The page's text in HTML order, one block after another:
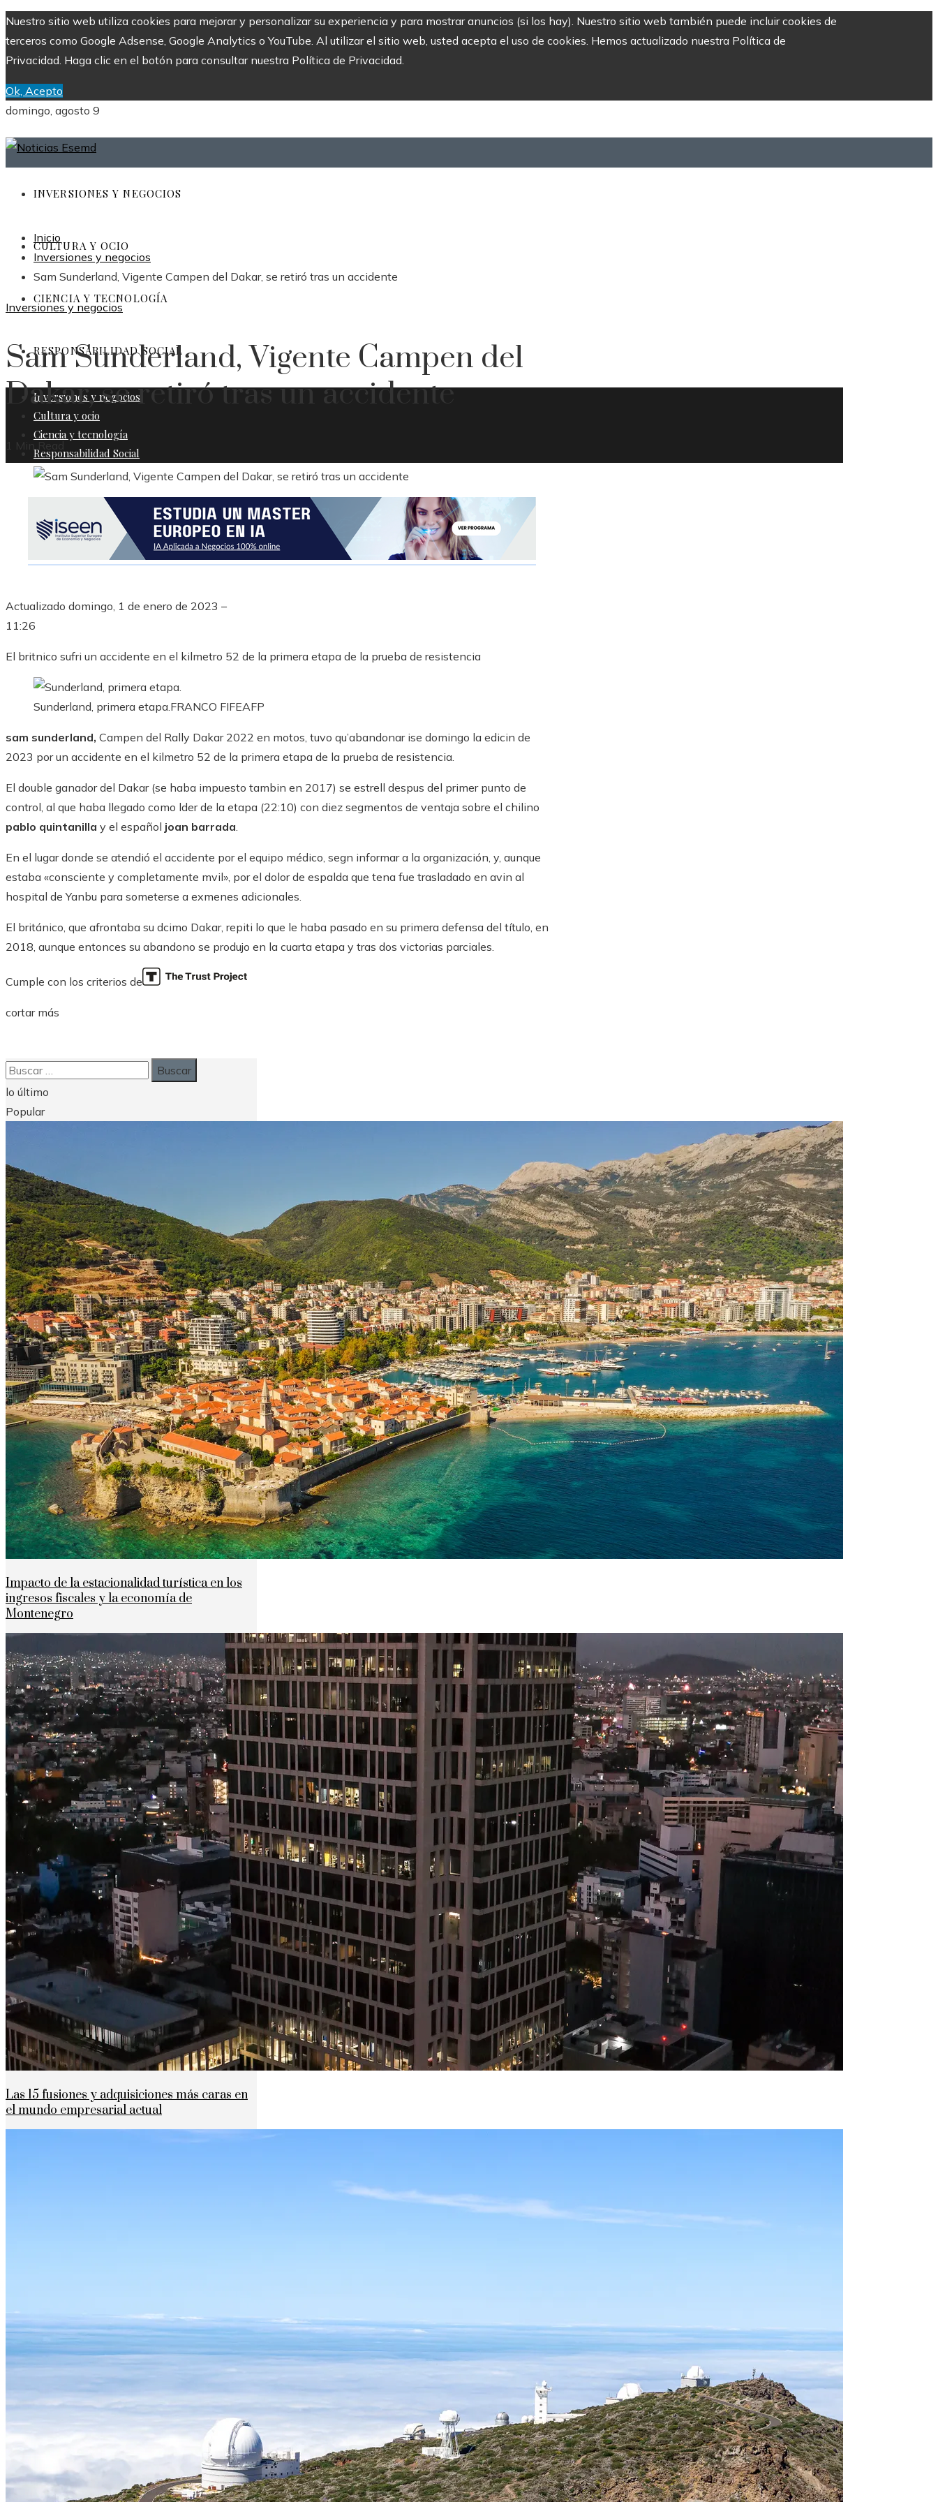
Nuestro sitio web utiliza cookies para mejorar y personalizar su experiencia y para mostrar anuncios (si los hay). Nuestro sitio web también puede incluir cookies de
terceros como Google Adsense, Google Analytics o YouTube. Al utilizar el sitio web, usted acepta el uso de cookies. Hemos actualizado nuestra Política de
Privacidad. Haga clic en el botón para consultar nuestra Política de Privacidad.
Ok, Acepto
domingo, agosto 9
INVERSIONES Y NEGOCIOS
CULTURA Y OCIO
CIENCIA Y TECNOLOGÍA
RESPONSABILIDAD SOCIAL
Inversiones y negocios
Cultura y ocio
Ciencia y tecnología
Responsabilidad Social
Inicio
Inversiones y negocios
Sam Sunderland, Vigente Campen del Dakar, se retiró tras un accidente
Inversiones y negocios
Sam Sunderland, Vigente Campen del
Dakar, se retiró tras un accidente
1 Min Read
Actualizado domingo, 1 de enero de 2023 –
11:26
El britnico sufri un accidente en el kilmetro 52 de la primera etapa de la prueba de resistencia
Sunderland, primera etapa.FRANCO FIFEAFP
sam sunderland, Campen del Rally Dakar 2022 en motos, tuvo qu’abandonar ise domingo la edicin de
2023 por un accidente en el kilmetro 52 de la primera etapa de la prueba de resistencia.
El double ganador del Dakar (se haba impuesto tambin en 2017) se estrell despus del primer punto de
control, al que haba llegado como lder de la etapa (22:10) con diez segmentos de ventaja sobre el chilino
pablo quintanilla y el español joan barrada.
En el lugar donde se atendió el accidente por el equipo médico, segn informar a la organización, y, aunque
estaba «consciente y completamente mvil», por el dolor de espalda que tena fue trasladado en avin al
hospital de Yanbu para someterse a exmenes adicionales.
El británico, que afrontaba su dcimo Dakar, repiti lo que le haba pasado en su primera defensa del título, en
2018, aunque entonces su abandono se produjo en la cuarta etapa y tras dos victorias parciales.
Cumple con los criterios de
cortar más
Buscar:
lo último
Popular
Impacto de la estacionalidad turística en los
ingresos fiscales y la economía de
Montenegro
Las 15 fusiones y adquisiciones más caras en
el mundo empresarial actual